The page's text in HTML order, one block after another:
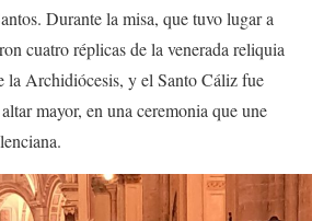
Durante la misa, que tuvo lugar a
cuatro réplicas de la venerada reliquia
la Archidiócesis, y el Santo Cáliz fue
mayor, en una ceremonia que une